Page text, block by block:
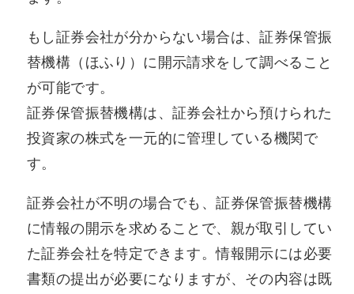
もし証券会社が分からない場合は、証券保管振
替機構（ほふり）に開示請求をして調べること
が可能です。
証券保管振替機構は、証券会社から預けられた
投資家の株式を一元的に管理している機関で
す。
証券会社が不明の場合でも、証券保管振替機構
に情報の開示を求めることで、親が取引してい
た証券会社を特定できます。情報開示には必要
書類の提出が必要になりますが、その内容は既